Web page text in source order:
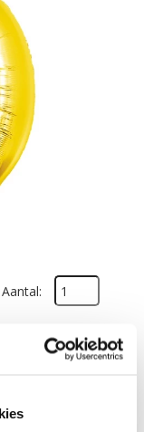
Aantal:
excl. BTW